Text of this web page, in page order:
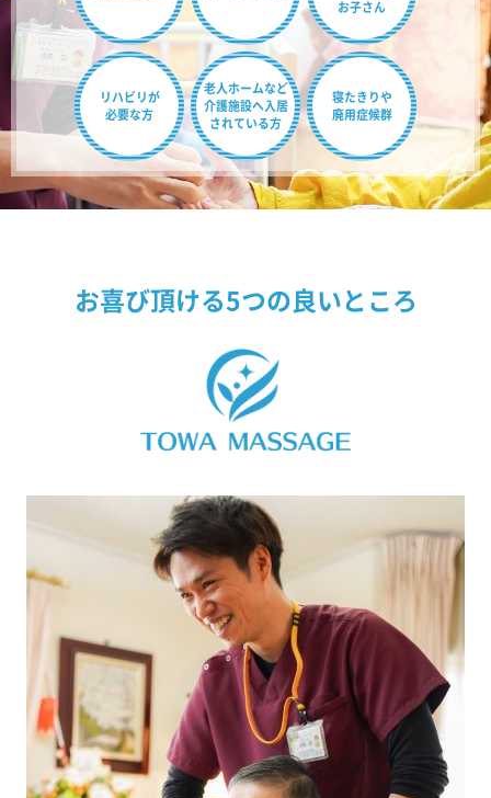
お子さん
リハビリが
必要な方
老人ホームなど
介護施設へ入居
されている方
寝たきりや
廃用症候群
お喜び頂ける5つの良いところ